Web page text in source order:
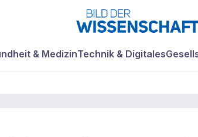
& MedizinTechnik & Digitales